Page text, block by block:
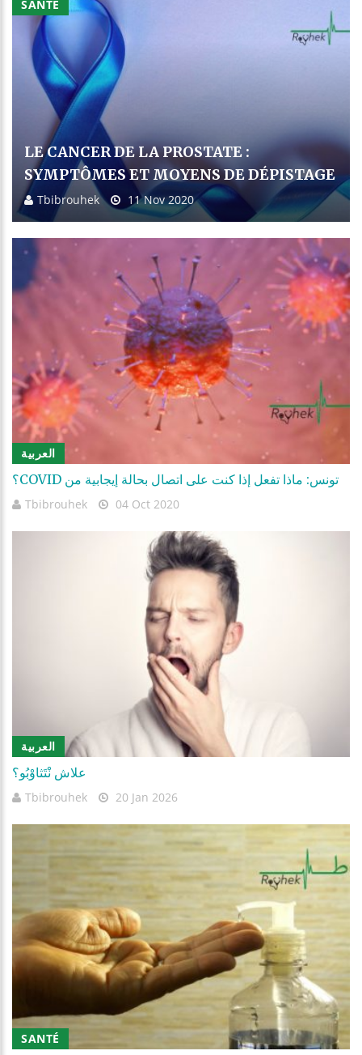
SANTÉ
LE CANCER DE LA PROSTATE :
SYMPTÔMES ET MOYENS DE DÉPISTAGE
Tbibrouhek 11 Nov 2020
العربية
؟COVID تونس: ماذا تفعل إذا كنت على اتصال بحالة إيجابية من
Tbibrouhek 04 Oct 2020
العربية
علاش نْتَثاوْبُو؟
Tbibrouhek 20 Jan 2026
SANTÉ